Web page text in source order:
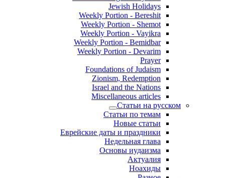
Jewish Holidays
Weekly Portion - Bereshit
Weekly Portion - Shemot
Weekly Portion - Vayikra
Weekly Portion - Bemidbar
Weekly Portion - Devarim
Prayer
Foundations of Judaism
Zionism, Redemption
Israel and the Nations
Miscellaneous articles
Статьи на русском
Статьи по темам
Новые статьи
Еврейские даты и праздники
Недельная глава
Основы иудаизма
Актуалия
Ноахиды